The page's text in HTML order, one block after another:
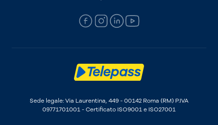
Sede legale: Via Laurentina, 449 - 00142 Roma (RM) P.IVA
09771701001 - Certificato ISO9001 e ISO27001